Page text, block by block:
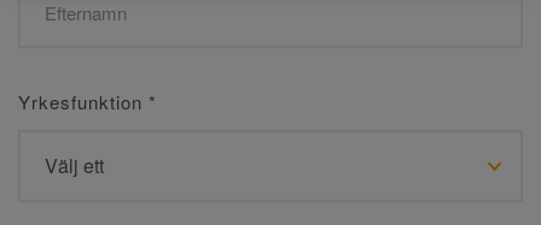
Yrkesfunktion *